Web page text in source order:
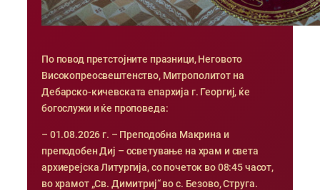
По повод претстојните празници, Неговото
Високопреосвештенство, Митрополитот на
Дебарско-кичевската епархија г. Георгиј, ќе
богослужи и ќе проповеда:
– 01.08.2026 г. – Преподобна Макрина и
преподобен Диј – осветување на храм и света
архиерејска Литургија, со почеток во 08:45 часот,
во храмот „Св. Димитриј“ во с. Безово, Струга.